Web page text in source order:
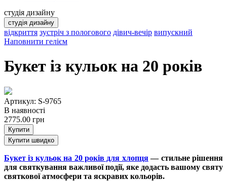
студія дизайну
студія дизайну
відкриття зустріч з пологового дівич-вечір випускний
Наповнити гелієм
Букет із кульок на 20 років
Артикул: S-9765
В наявності
2775.00 грн
Купити
Купити швидко
Букет із кульок на 20 років для хлопця— стильне рішення
для святкування важливої події, яке додасть вашому святу
святкової атмосфери та яскравих кольорів.